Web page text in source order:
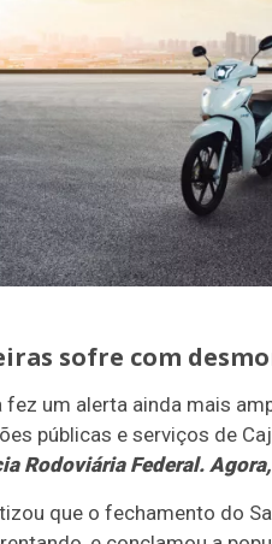
sofre com
fez um alerta ainda mais
públicas e serviços de
Rodoviária Federal.
que o fechamento do